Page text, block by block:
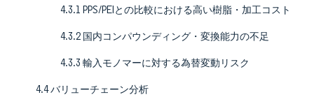
4.3.1 PPS/PEIとの比較における高い樹脂・加工コスト
4.3.2 国内コンパウンディング・変換能力の不足
4.3.3 輸入モノマーに対する為替変動リスク
4.4 バリューチェーン分析